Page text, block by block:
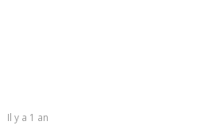
il y a 1 an